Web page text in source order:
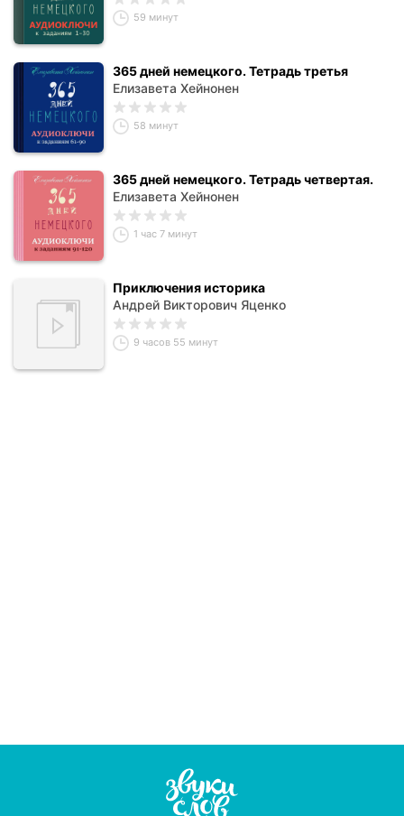
59 минут
365 дней немецкого. Тетрадь третья
Елизавета Хейнонен
58 минут
365 дней немецкого. Тетрадь четвертая.
Елизавета Хейнонен
1 час 7 минут
Приключения историка
Андрей Викторович Яценко
9 часов 55 минут